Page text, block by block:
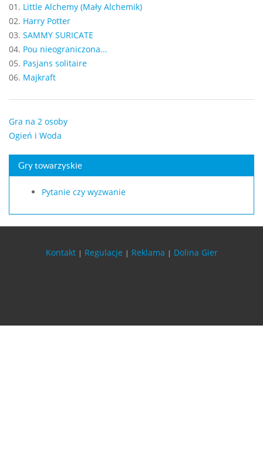
01. Little Alchemy (Mały Alchemik)
02. Harry Potter
03. SAMMY SURICATE
04. Pou nieograniczona...
05. Pasjans solitaire
06. Majkraft
Gra na 2 osoby
Ogień i Woda
Gry towarzyskie
Pytanie czy wyzwanie
Kontakt | Regulacje | Reklama | Dolina Gier